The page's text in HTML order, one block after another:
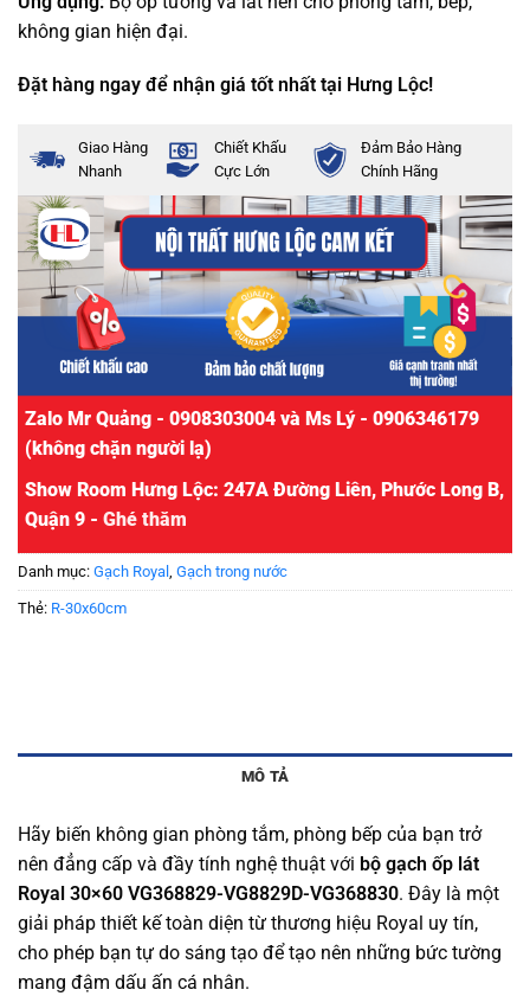
không gian hiện đại.
Đặt hàng ngay để nhận giá tốt nhất tại Hưng Lộc!
Giao Hàng
Nhanh
Chiết Khấu
Cực Lớn
Đảm Bảo Hàng
Chính Hãng
Zalo Mr Quảng - 0908303004 và Ms Lý - 0906346179
(không chặn người lạ)
Show Room Hưng Lộc: 247A Đường Liên, Phước Long B,
Quận 9 - Ghé thăm
Danh mục: Gạch Royal Gạch trong nước
Thẻ: R-30x60cm
MÔ TẢ
Hãy biến không gian phòng tắm, phòng bếp của bạn trở
nên đẳng cấp và đầy tính nghệ thuật với bộ gạch ốp lát
Royal 30×60 VG368829-VG8829D-VG368830. Đây là một
giải pháp thiết kế toàn diện từ thương hiệu Royal uy tín,
cho phép bạn tự do sáng tạo để tạo nên những bức tường
mang đậm dấu ấn cá nhân.